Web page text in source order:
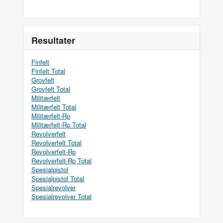
Resultater
Finfelt
Finfelt Total
Grovfelt
Grovfelt Total
Militærfelt
Militærfelt Total
Militærfelt-Rp
Militærfelt-Rp Total
Revolverfelt
Revolverfelt Total
Revolverfelt-Rp
Revolverfelt-Rp Total
Spesialpistol
Spesialpistol Total
Spesialrevolver
Spesialrevolver Total